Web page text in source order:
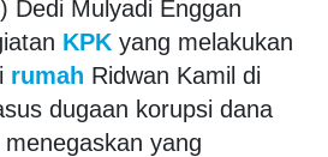
Dedi Mulyadi Enggan
KPK yang melakukan
rumah Ridwan Kamil di
dugaan korupsi dana
yang